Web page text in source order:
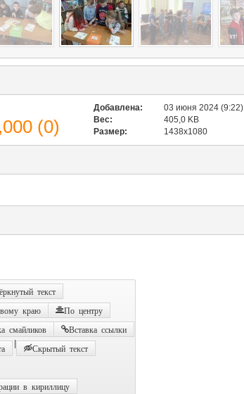
(0)
Добавлена:
03 июня 2024 (9:22)
Вес:
405,0 KB
Размер:
1438x1080
текст
краю По центру
смайликов Вставка ссылки
Скрытый текст
в кириллицу